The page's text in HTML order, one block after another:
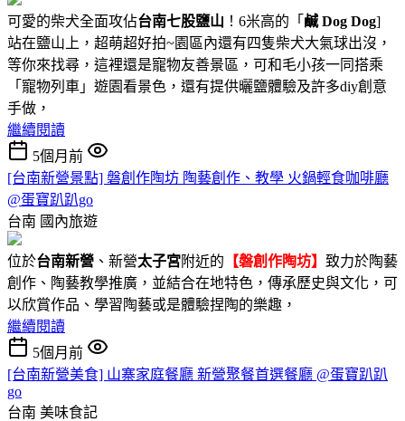
可愛的柴犬全面攻佔台南七股鹽山 ！6米高的「 鹹 Dog Dog]
站在鹽山上，超萌超好拍~園區內還有四隻柴犬大氣球出沒，
等你來找尋，這裡還是寵物友善景區，可和毛小孩一同搭乘
「寵物列車」遊園看景色，還有提供曬鹽體驗及許多diy創意
手做，
繼續閱讀
5個月前
[台南新營景點] 磐創作陶坊 陶藝創作、教學 火鍋輕食咖啡廳
@蛋寶趴趴go
台南 國內旅遊
位於台南新營 、新營太子宮附近的 【磐創作陶坊】 致力於陶藝
創作、陶藝教學推廣，並結合在地特色，傳承歷史與文化，可
以欣賞作品、學習陶藝或是體驗捏陶的樂趣，
繼續閱讀
5個月前
[台南新營美食] 山寨家庭餐廳 新營聚餐首選餐廳 @蛋寶趴趴
go
台南 美味食記